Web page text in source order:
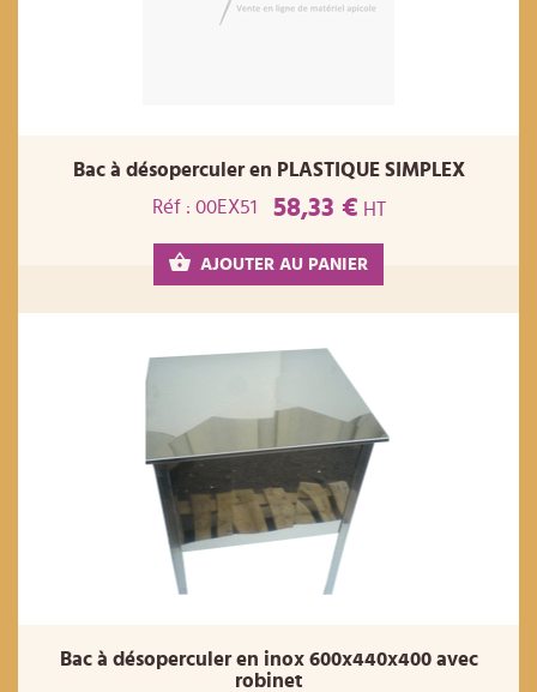
Bac à désoperculer en PLASTIQUE SIMPLEX
Réf : 00EX51
58,33 € HT
AJOUTER AU PANIER
Bac à désoperculer en inox 600x440x400 avec
robinet